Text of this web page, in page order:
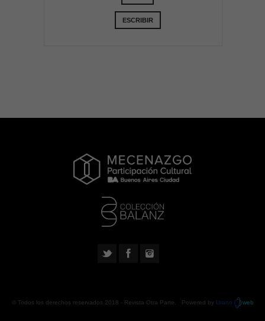
ESCRIBIR
© Todos los derechos reservados 2018 - Revista Otra Parte . Powered by Urano web